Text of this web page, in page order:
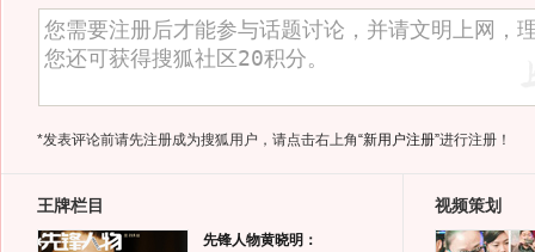
*发表评论前请先注册成为搜狐用户，请点击右上角“新用户注册”进行注册！
王牌栏目
先锋人物黄晓明：
视频策划